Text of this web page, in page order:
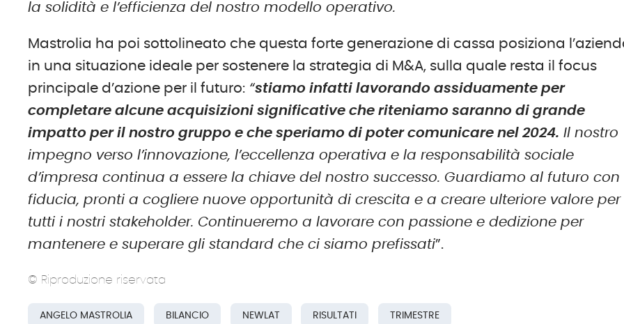
la solidità e l’efficienza del nostro modello operativo.
Mastrolia ha poi sottolineato che questa forte generazione di cassa posiziona
in una situazione ideale per sostenere la strategia di M&A, sulla quale resta il focus
principale d’azione per il futuro: “stiamo infatti lavorando assiduamente per
completare alcune acquisizioni significative che riteniamo saranno di grande
impatto per il nostro gruppo e che speriamo di poter comunicare nel 2024. Il nostro
impegno verso l’innovazione, l’eccellenza operativa e la responsabilità sociale
d’impresa continua a essere la chiave del nostro successo. Guardiamo al futuro con
fiducia, pronti a cogliere nuove opportunità di crescita e a creare ulteriore valore per
tutti i nostri stakeholder. Continueremo a lavorare con passione e dedizione per
mantenere e superare gli standard che ci siamo prefissati”.
© Riproduzione riservata
ANGELO MASTROLIA BILANCIO NEWLAT RISULTATI TRIMESTRE